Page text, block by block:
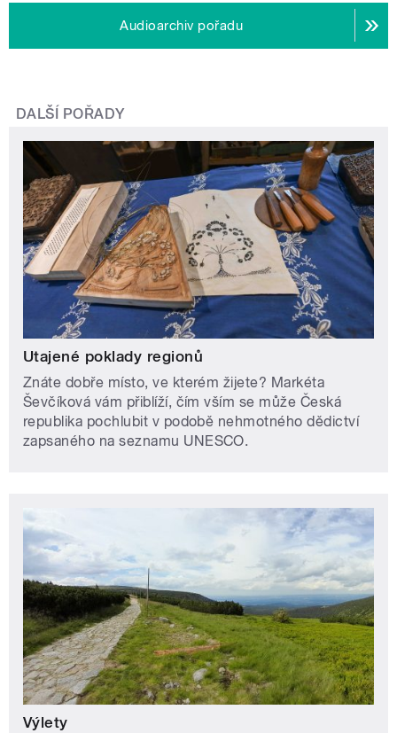
Audioarchiv pořadu
DALŠÍ POŘADY
Utajené poklady regionů
Znáte dobře místo, ve kterém žijete? Markéta
Ševčíková vám přiblíží, čím vším se může Česká
republika pochlubit v podobě nehmotného dědictví
zapsaného na seznamu UNESCO.
Výlety